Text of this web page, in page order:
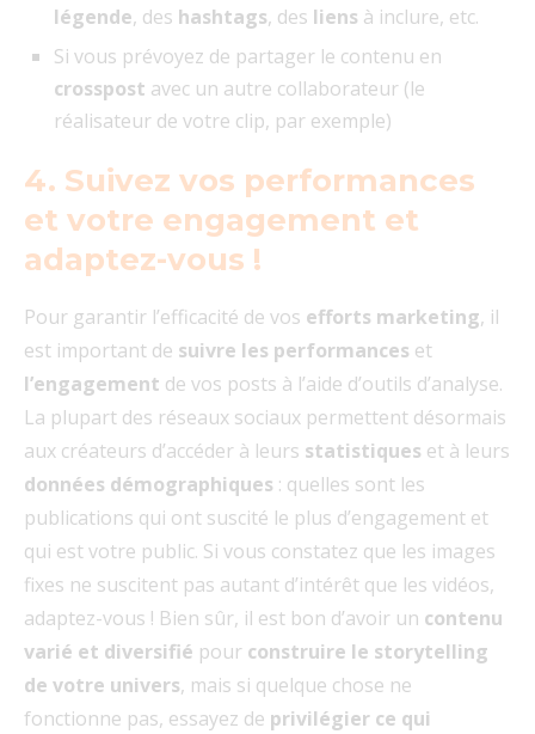
légende, des hashtags, des liens à inclure, etc.
Si vous prévoyez de partager le contenu en
crosspost avec un autre collaborateur (le
réalisateur de votre clip, par exemple)
4. Suivez vos performances
et votre engagement et
adaptez-vous !
Pour garantir l’efficacité de vos efforts marketing, il
est important de suivre les performances et
l’engagement de vos posts à l’aide d’outils d’analyse.
La plupart des réseaux sociaux permettent désormais
aux créateurs d’accéder à leurs statistiques et à leurs
données démographiques : quelles sont les
publications qui ont suscité le plus d’engagement et
qui est votre public. Si vous constatez que les images
fixes ne suscitent pas autant d’intérêt que les vidéos,
adaptez-vous ! Bien sûr, il est bon d’avoir un contenu
varié et diversifié pour construire le storytelling
de votre univers, mais si quelque chose ne
fonctionne pas, essayez de privilégier ce qui